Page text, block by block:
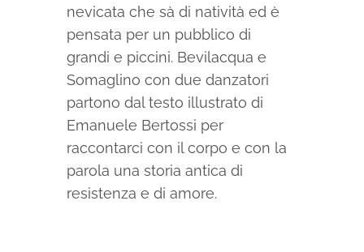
nevicata che sà di natività ed è
pensata per un pubblico di
grandi e piccini. Bevilacqua e
Somaglino con due danzatori
partono dal testo illustrato di
Emanuele Bertossi per
raccontarci con il corpo e con la
parola una storia antica di
resistenza e di amore.